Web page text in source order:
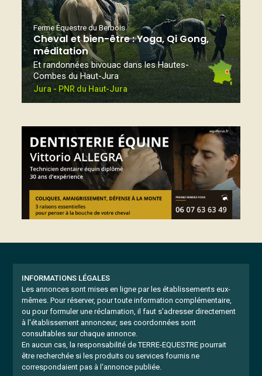
Ferme Équestre du Berbois
Cheval et bien-être : Yoga, Qi Gong,
méditation
Et randonnées bivouac dans les Hautes-
Combes du Haut-Jura
Jura - PNR du Haut-Jura
INFORMATIONS LÉGALES
Les annonces sont mises en ligne par les établissements eux-
mêmes. Pour réserver, pour toute information complémentaire,
ou pour formuler une réclamation, il faut s'adresser directement
à l'établissement annonceur, ses coordonnées sont
consultables sur chaque annonce.
En aucun cas, la responsabilité de TERRE-EQUESTRE pourrait
être recherchée si les produits ou services fournis ne
correspondaient pas à l'annonce publiée.